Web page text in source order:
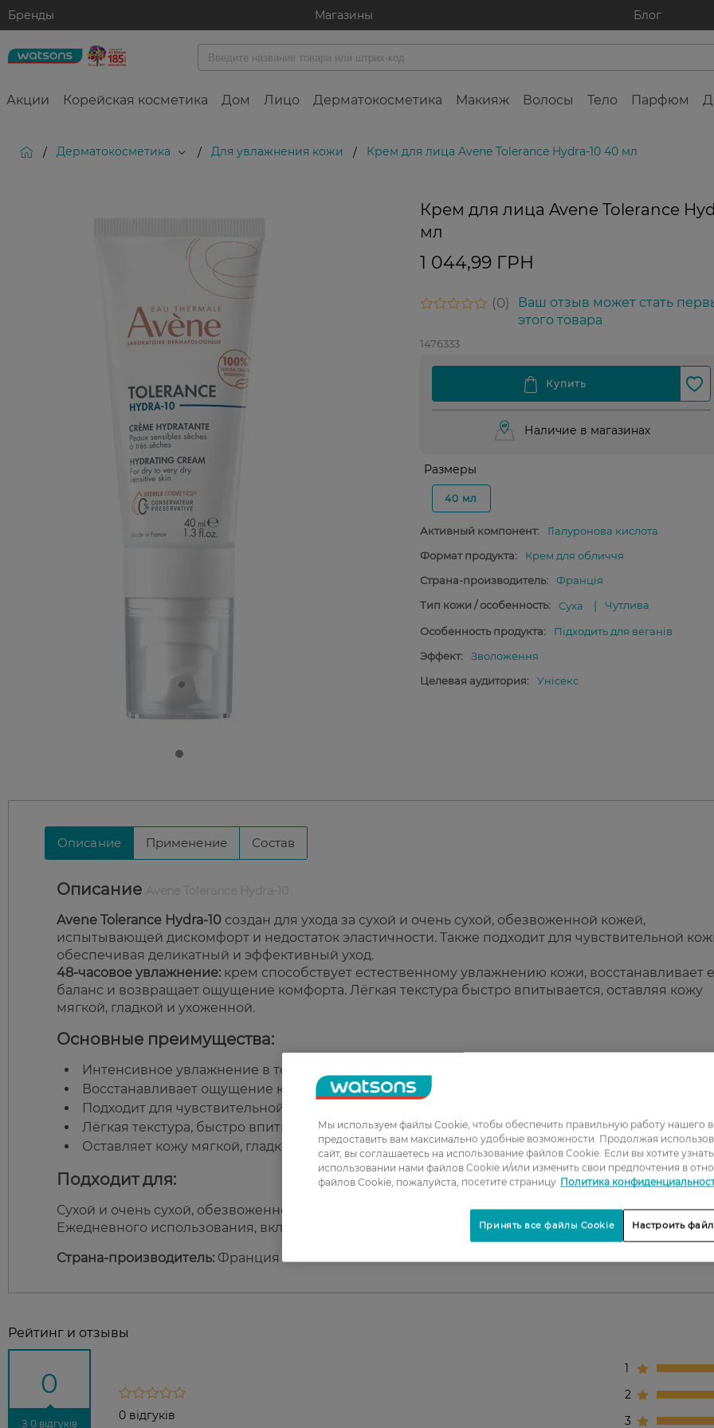
Бренды Магазины Блог
Акции Корейская косметика Дом Лицо Дерматокосметика Макияж Волосы Тело Парфюм
/ Дерматокосметика / Для увлажнения кожи / Крем для лица Avene Tolerance Hydra-10 40 мл
Крем для лица Avene Tolerance
мл
1 044,99 ГРН
0
Ваш отзыв может стать
этого товара
1476333
Наличие в магазинах
Размеры
40 мл
Активный компонент:
Гіалуронова кислота
Формат продукта:
Крем для обличчя
Страна-производитель:
Франція
Тип кожи / особенность:
Суха Чутлива
Особенность продукта:
Підходить для веганів
Эффект:
Зволоження
Целевая аудитория:
Унісекс
Описание Применение Состав
Описание
Avene Tolerance Hydra-10 создан для ухода за сухой и очень сухой, обезвоженной кожей,
испытывающей дискомфорт и недостаток эластичности. Также подходит для чувствительной
обеспечивая деликатный и эффективный уход.
48-часовое увлажнение: крем способствует естественному увлажнению кожи, восстанавливает
баланс и возвращает ощущение комфорта. Лёгкая текстура быстро впитывается, оставляя кожу
мягкой, гладкой и ухоженной.
Основные преимущества:
Интенсивное увлажнение в течение 48 часов.
Восстанавливает ощущение комфорта и эластичность.
Подходит для чувствительной кожи.
Лёгкая текстура, быстро впитывается.
Оставляет кожу мягкой, гладкой и ухоженной.
Подходит для:
Сухой и очень сухой, обезвоженной кожи.
Ежедневного использования, включая чувствительную кожу.
Страна-производитель: Франция
Рейтинг и отзывы
0
З 0 відгуків
0 відгуків
1
2
3
Мы используем файлы Cookie, чтобы обеспечить правильную работу нашего
предоставить вам максимально удобные возможности. Продолжая
сайт, вы соглашаетесь на использование файлов Cookie. Если вы хотите
использовании нами файлов Cookie и/или изменить свои предпочтения в
файлов Cookie, пожалуйста, посетите страницу Политика
Настроить
Принять все файлы Cookie